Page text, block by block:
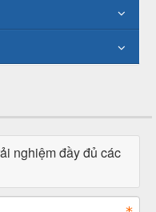
nghiệm đầy đủ các